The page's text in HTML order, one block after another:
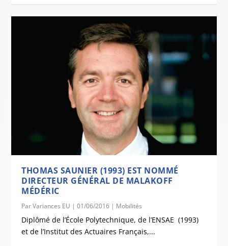
THOMAS SAUNIER (1993) EST NOMMÉ
DIRECTEUR GÉNÉRAL DE MALAKOFF
MÉDÉRIC
ParVariances EU |01/06/2016 | Mobilités
Diplômé de l’École Polytechnique, de l’ENSAE (1993)
et de l’Institut des Actuaires Français,...